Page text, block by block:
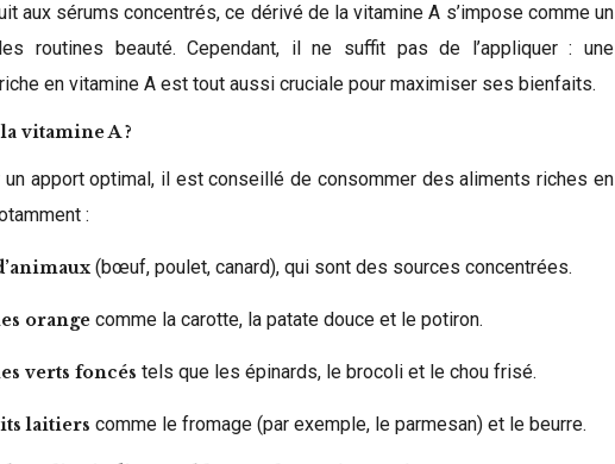
aux sérums concentrés, ce dérivé de la vitamine A s’impose comme un
routines beauté. Cependant, il ne suffit pas de l’appliquer : une
en vitamine A est tout aussi cruciale pour maximiser ses bienfaits.
vitamine A ?
un apport optimal, il est conseillé de consommer des aliments riches en
:
(bœuf, poulet, canard), qui sont des sources concentrées.
orange comme la carotte, la patate douce et le potiron.
verts foncéstels que les épinards, le brocoli et le chou frisé.
laitiers comme le fromage (par exemple, le parmesan) et le beurre.